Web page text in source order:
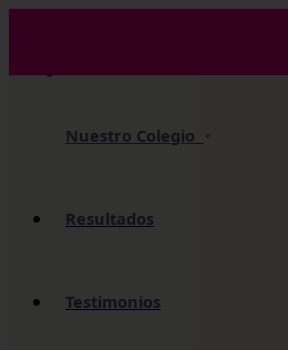
Nuestro Colegio
Resultados
Testimonios